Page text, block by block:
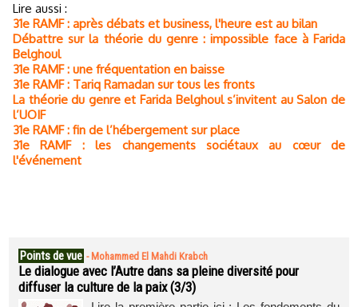
Lire aussi :
31e RAMF : après débats et business, l'heure est au bilan
Débattre sur la théorie du genre : impossible face à Farida
Belghoul
31e RAMF : une fréquentation en baisse
31e RAMF : Tariq Ramadan sur tous les fronts
La théorie du genre et Farida Belghoul s’invitent au Salon de
l’UOIF
31e RAMF : fin de l’hébergement sur place
31e RAMF : les changements sociétaux au cœur de
l'événement
Points de vue - Mohammed El Mahdi Krabch
Le dialogue avec l’Autre dans sa pleine diversité pour
diffuser la culture de la paix (3/3)